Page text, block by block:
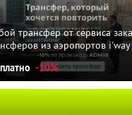
трансфер от сервиса
из аэропортов i'way
-10%